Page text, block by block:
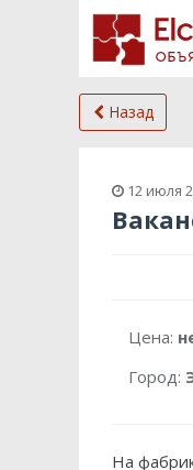
Назад
12 июля
Цена:
Город:
На